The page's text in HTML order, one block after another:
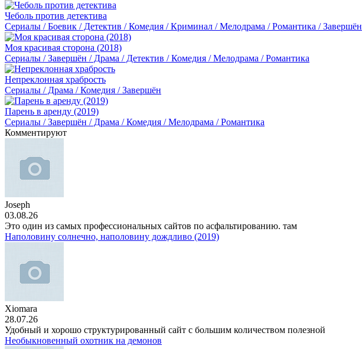
Чеболь против детектива
Сериалы / Боевик / Детектив / Комедия / Криминал / Мелодрама / Романтика / Завершён
Моя красивая сторона (2018)
Сериалы / Завершён / Драма / Детектив / Комедия / Мелодрама / Романтика
Непреклонная храбрость
Сериалы / Драма / Комедия / Завершён
Парень в аренду (2019)
Сериалы / Завершён / Драма / Комедия / Мелодрама / Романтика
Комментируют
Joseph
03.08.26
Это один из самых профессиональных сайтов по асфальтированию. там
Наполовину солнечно, наполовину дождливо (2019)
Xiomara
28.07.26
Удобный и хорошо структурированный сайт с большим количеством полезной
Необыкновенный охотник на демонов